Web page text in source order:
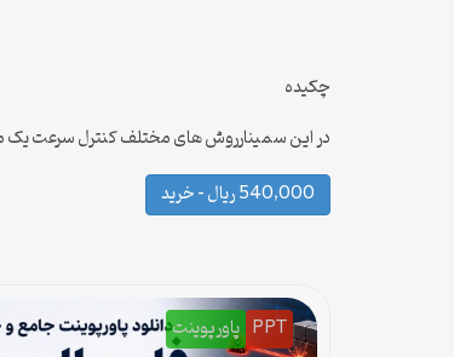
چکیده
در این سمینارروش های مختلف کنترل سرعت یک
540,000 ریال – خرید
PPT پاورپوینت